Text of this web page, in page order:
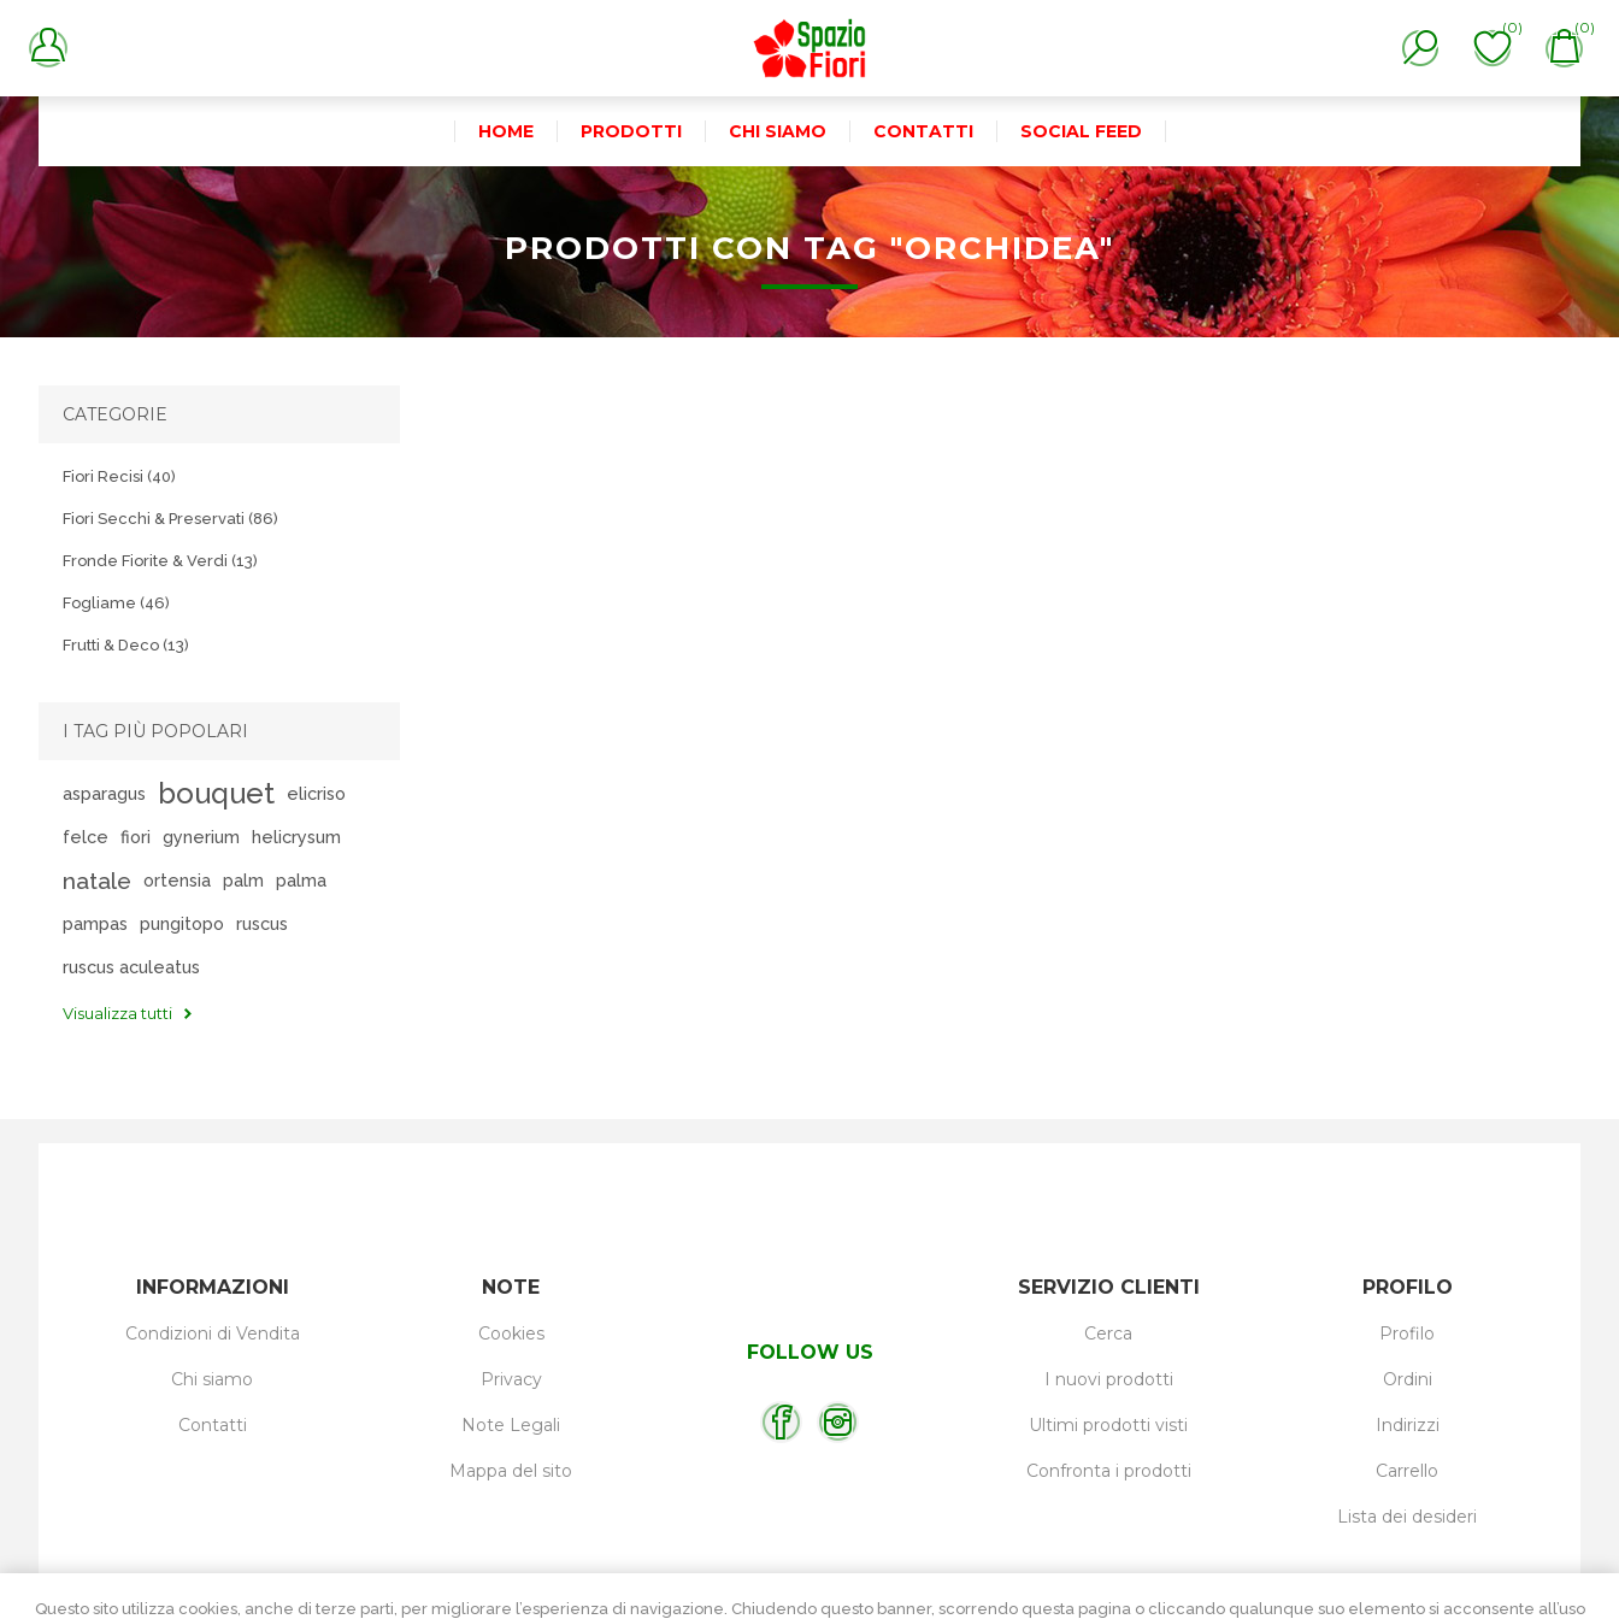
(0) (0)
HOME PRODOTTI CHI SIAMO CONTATTI SOCIAL FEED
PRODOTTI CON TAG "ORCHIDEA"
CATEGORIE
Fiori Recisi (40)
Fiori Secchi & Preservati (86)
Fronde Fiorite & Verdi (13)
Fogliame (46)
Frutti & Deco (13)
I TAG PIÙ POPOLARI
asparagus bouquet elicriso
felce fiori gynerium helicrysum
natale ortensia palm palma
pampas pungitopo ruscus
ruscus aculeatus
Visualizza tutti
FOLLOW US
INFORMAZIONI
Condizioni di Vendita
Chi siamo
Contatti
NOTE
Cookies
Privacy
Note Legali
Mappa del sito
PROFILO
Profilo
Ordini
Indirizzi
Carrello
Lista dei desideri
SERVIZIO CLIENTI
Cerca
I nuovi prodotti
Ultimi prodotti visti
Confronta i prodotti
Questo sito utilizza cookies, anche di terze parti, per migliorare l’esperienza di navigazione. Chiudendo questo banner, scorrendo questa pagina o cliccando qualunque suo elemento si acconsente all’uso